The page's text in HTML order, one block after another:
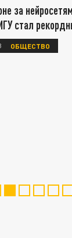
за
стал
ОБЩЕСТВО